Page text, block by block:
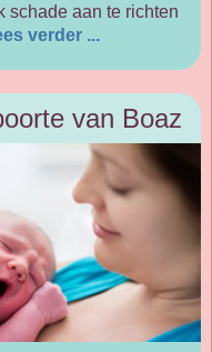
schade aan te richten
verder ...
van Boaz